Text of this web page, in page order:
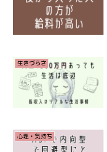
生きづらさ
心理・気持ち